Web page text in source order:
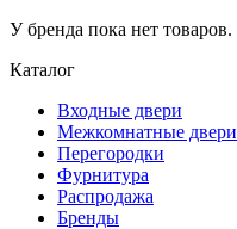
У бренда пока нет товаров.
Каталог
Входные двери
Межкомнатные двери
Перегородки
Фурнитура
Распродажа
Бренды